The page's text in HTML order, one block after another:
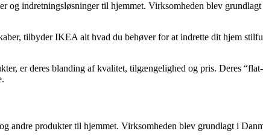
indretningsløsninger til hjemmet. Virksomheden blev
tilbyder IKEA alt hvad du behøver for at indrette dit hjem
er deres blanding af kvalitet, tilgængelighed og pris. Deres
andre produkter til hjemmet. Virksomheden blev grundlagt i